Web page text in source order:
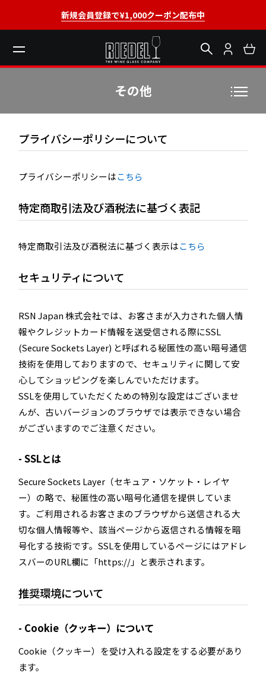
新規会員登録で¥1,000クーポン配布中
その他
プライバシーポリシーについて
プライバシーポリシーはこちら
特定商取引法及び酒税法に基づく表記
特定商取引法及び酒税法に基づく表示はこちら
セキュリティについて
RSN Japan 株式会社では、お客さまが入力された個人情
報やクレジットカード情報を送受信される際にSSL
(Secure Sockets Layer) と呼ばれる秘匿性の高い暗号通信
技術を使用しておりますので、セキュリティに関して安
心してショッピングを楽しんでいただけます。
SSLを使用していただくための特別な設定はございませ
んが、古いバージョンのブラウザでは表示できない場合
がございますのでご注意ください。
SSLとは
Secure Sockets Layer（セキュア・ソケット・レイヤ
ー）の略で、秘匿性の高い暗号化通信を提供していま
す。ご利用されるお客さまのブラウザから送信される大
切な個人情報等や、該当ページから返信される情報を暗
号化する技術です。SSLを使用しているページにはアドレ
スバーのURL欄に「https://」と表示されます。
推奨環境について
Cookie（クッキー）について
Cookie（クッキー）を受け入れる設定をする必要があり
ます。